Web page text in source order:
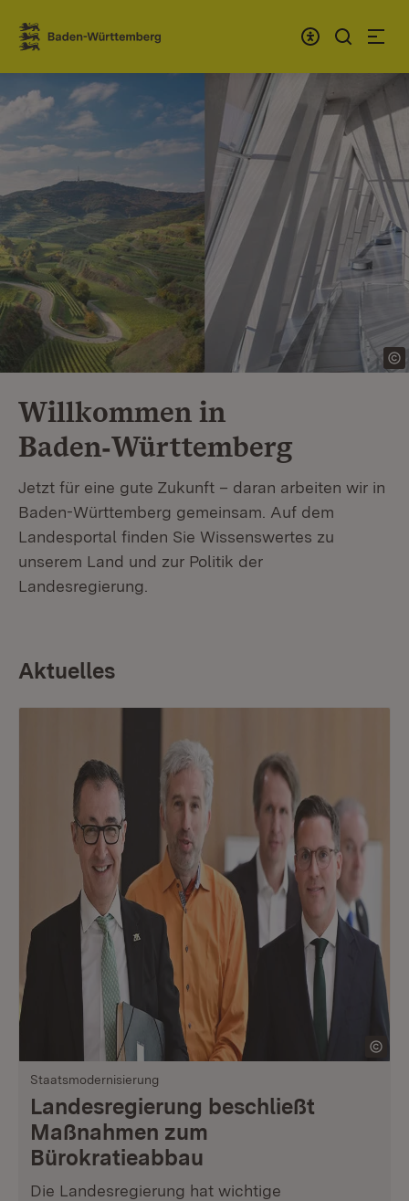
Zum Inhalt springen
Link zur Startseite
Willkommen in
Baden‑Württemberg
Jetzt für eine gute Zukunft – daran arbeiten wir in
Baden-Württemberg gemeinsam. Auf dem
Landesportal finden Sie Wissenswertes zu
unserem Land und zur Politik der
Landesregierung.
Aktuelles
Staatsmodernisierung
Landesregierung beschließt
Maßnahmen zum
Bürokratieabbau
Die Landesregierung hat wichtige